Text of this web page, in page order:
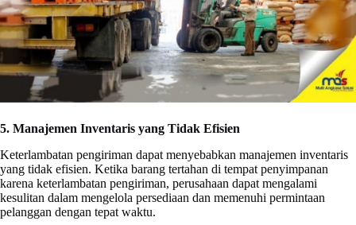
5. Manajemen Inventaris yang Tidak Efisien
Keterlambatan pengiriman dapat menyebabkan manajemen inventaris
yang tidak efisien. Ketika barang tertahan di tempat penyimpanan
karena keterlambatan pengiriman, perusahaan dapat mengalami
kesulitan dalam mengelola persediaan dan memenuhi permintaan
pelanggan dengan tepat waktu.